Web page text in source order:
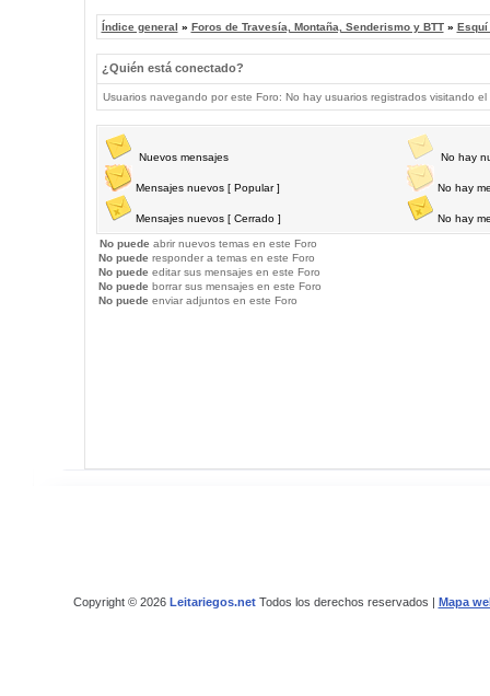
Índice general » Foros de Travesía, Montaña, Senderismo y BTT» Esquí
¿Quién está conectado?
Usuarios navegando por este Foro: No hay usuarios registrados visitando
Nuevos mensajes
Mensajes nuevos [ Popular ]
Mensajes nuevos [ Cerrado ]
No hay
No hay
No hay
No puede abrir nuevos temas en este Foro
No puede responder a temas en este Foro
No puede editar sus mensajes en este Foro
No puede borrar sus mensajes en este Foro
No puede enviar adjuntos en este Foro
Copyright © 2026 Leitariegos.netTodos los derechos reservados | Mapa